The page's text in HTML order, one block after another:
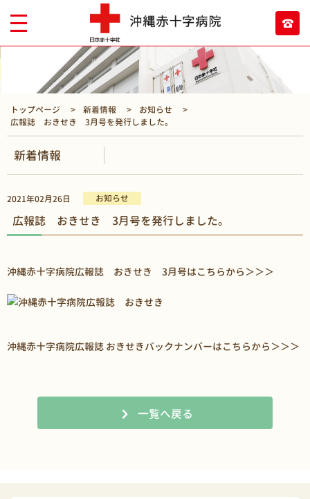
トップページ 新着情報
お知らせ
広報誌 おきせき 3月号を発行しました。
新着情報
2021年02月26日 お知らせ
広報誌 おきせき 3月号を発行しました。
沖縄赤十字病院広報誌 おきせき 3月号はこちらから＞＞＞
沖縄赤十字病院広報誌 おきせきバックナンバーはこちらから＞＞＞
一覧へ戻る